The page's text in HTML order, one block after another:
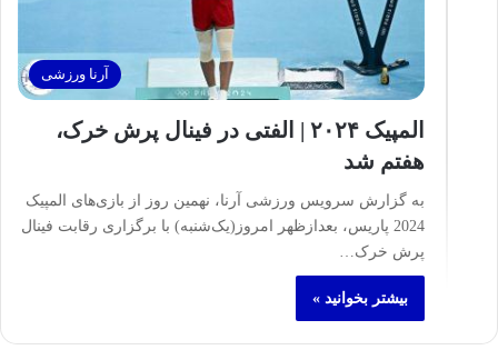
آرنا ورزشی
المپیک ۲۰۲۴ | الفتی در فینال پرش خرک،
هفتم شد
به گزارش سرویس ورزشی آرنا، نهمین روز از بازی‌های المپیک
2024 پاریس، بعدازظهر امروز(یک‌شنبه) با برگزاری رقابت فینال
پرش خرک…
بیشتر بخوانید »